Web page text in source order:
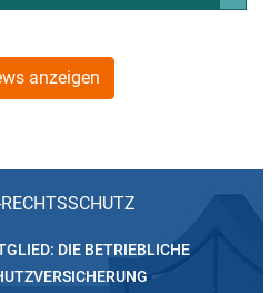
anzeigen
DIE BETRIEBLICHE